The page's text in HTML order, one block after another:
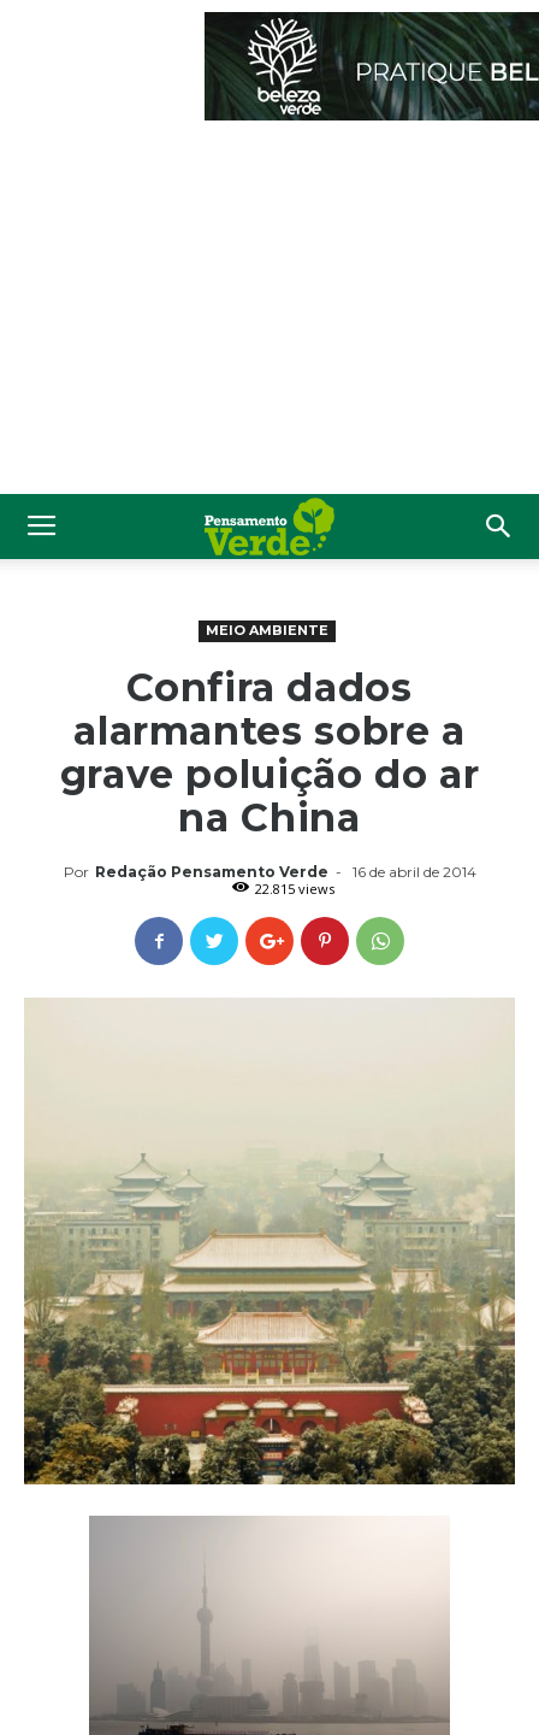
MEIO AMBIENTE
Confira dados
alarmantes sobre a
grave poluição do ar
na China
Por Redação Pensamento Verde -
16 de abril de 2014
22.815 views